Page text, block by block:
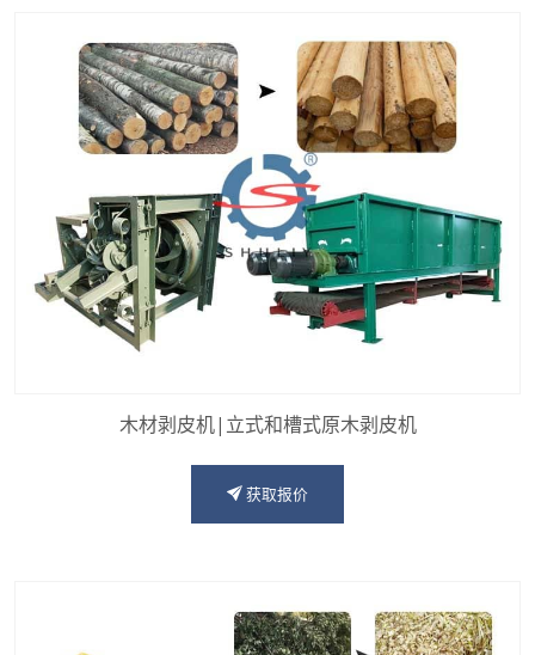
木材剥皮机|立式和槽式原木剥皮机
获取报价